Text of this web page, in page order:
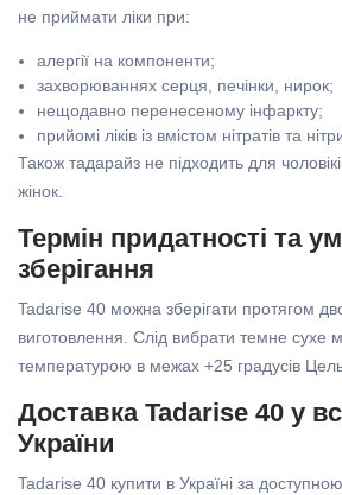
не приймати ліки при:
алергії на компоненти;
захворюваннях серця, печінки, нирок;
нещодавно перенесеному інфаркту;
прийомі ліків із вмістом нітратів та
Також тадарайз не підходить для
жінок.
Термін придатності та
зберігання
Tadarise 40 можна зберігати протягом
виготовлення. Слід вибрати темне сухе
температурою в межах +25 градусів
Доставка Tadarise 40 у
України
Tadarise 40 купити в Україні за